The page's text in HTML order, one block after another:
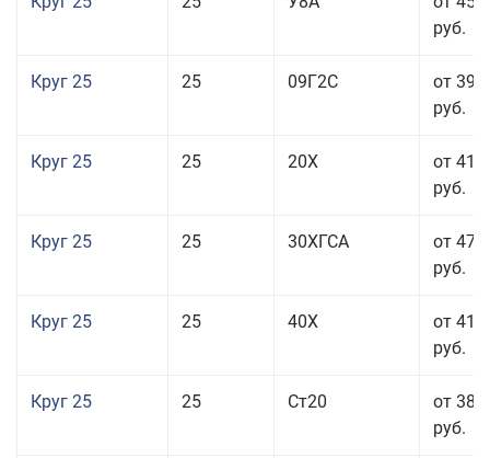
руб.
Круг 25 25 09Г2С
от 39
руб.
Круг 25 25 20Х
от 41
руб.
Круг 25 25 30ХГСА
от 47
руб.
Круг 25 25 40Х
от 41
руб.
Круг 25 25 Ст20
от 38
руб.